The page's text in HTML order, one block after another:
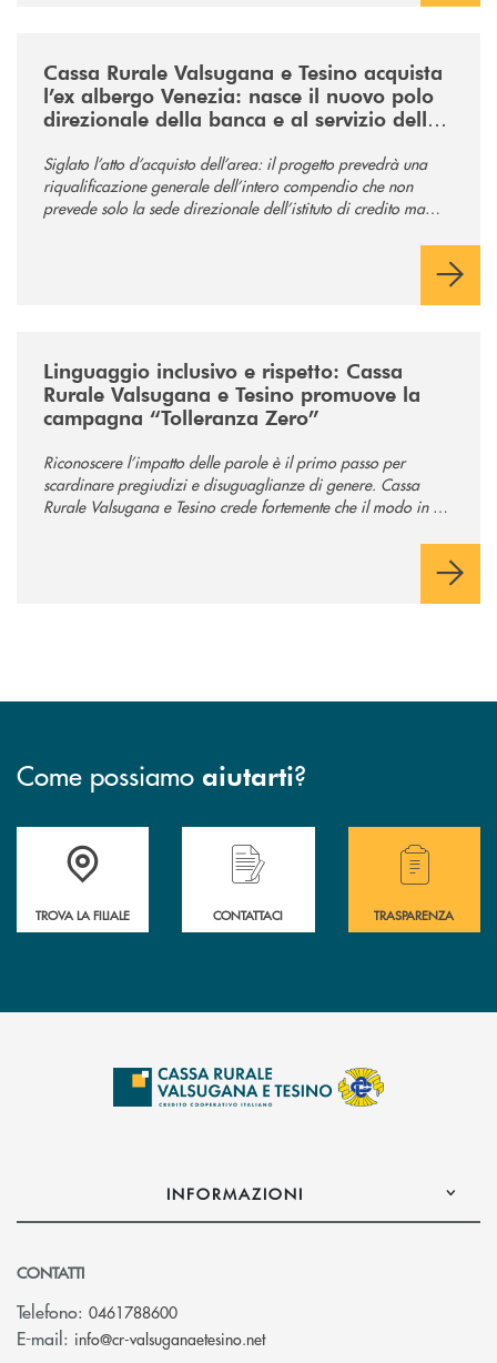
Cassa Rurale Valsugana e Tesino acquista
l’ex albergo Venezia: nasce il nuovo polo
direzionale della banca e al servizio della
Siglato l’atto d’acquisto dell’area: il progetto prevedrà una
riqualificazione generale dell’intero compendio che non
prevede solo la sede direzionale dell’istituto di credito ma
Linguaggio inclusivo e rispetto: Cassa
Rurale Valsugana e Tesino promuove la
campagna “Tolleranza Zero”
Riconoscere l’impatto delle parole è il primo passo per
scardinare pregiudizi e disuguaglianze di genere. Cassa
Rurale Valsugana e Tesino crede fortemente che il modo in cui
Come possiamo aiutarti?
Accedi all' elenco completo delle filiali .
TROVA LA FILIALE
Hai bisogno di assistenza immediata?
CONTATTACI
Hai bisogno di
TRASPARENZA
INFORMAZIONI
CONTATTI
Telefono: 0461788600
E-mail: info@cr-valsuganaetesino.net(si apre l’app di posta